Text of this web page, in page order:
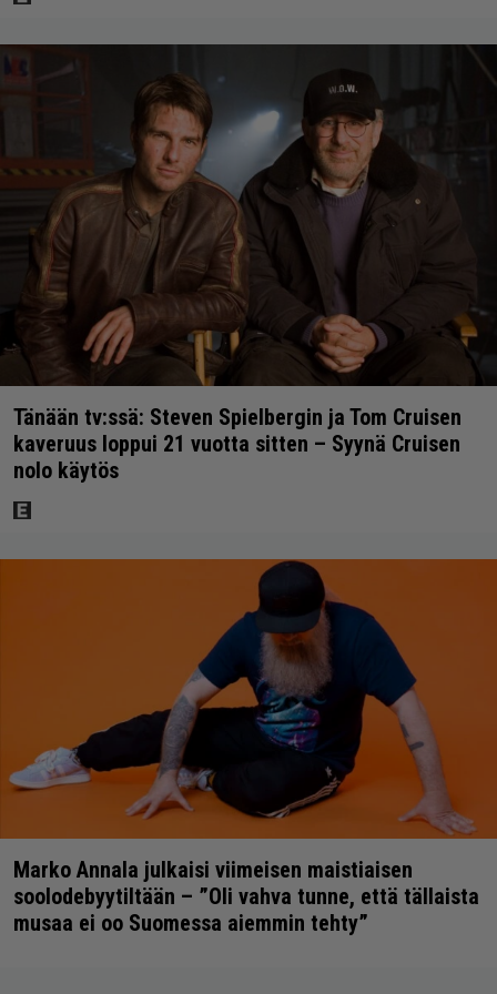
Tänään tv:ssä: Steven Spielbergin ja Tom Cruisen
kaveruus loppui 21 vuotta sitten – Syynä Cruisen
nolo käytös
Marko Annala julkaisi viimeisen maistiaisen
soolodebyytiltään – ”Oli vahva tunne, että tällaista
musaa ei oo Suomessa aiemmin tehty”